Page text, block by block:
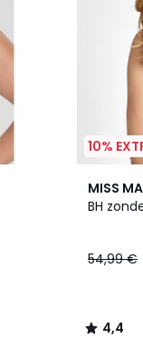
10%
MISS
BH
54,99 €
4,4
/ 5
3
Kleuren
4,4
/